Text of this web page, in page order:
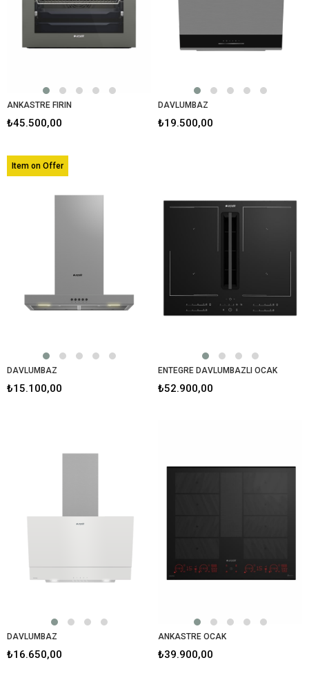
ANKASTRE FIRIN
₺45.500,00
DAVLUMBAZ
₺19.500,00
DAVLUMBAZ
₺15.100,00
Item on Offer
ENTEGRE DAVLUMBAZLI OCAK
₺52.900,00
DAVLUMBAZ
₺16.650,00
ANKASTRE OCAK
₺39.900,00